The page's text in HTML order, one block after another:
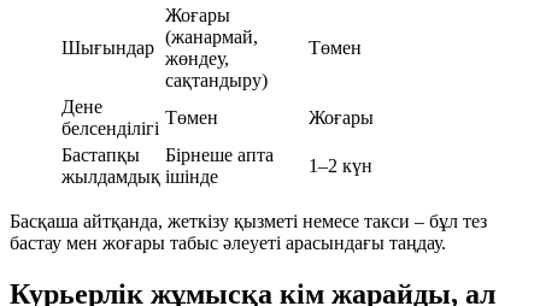
Шығындар
Жоғары
(жанармай,
жөндеу,
сақтандыру)
Төмен
Дене
белсенділігі
Төмен
Жоғары
Бастапқы
жылдамдық
Бірнеше апта
ішінде
1–2 күн
Басқаша айтқанда, жеткізу қызметі немесе такси – бұл тез
бастау мен жоғары табыс әлеуеті арасындағы таңдау.
Курьерлік жұмысқа кім жарайды, ал